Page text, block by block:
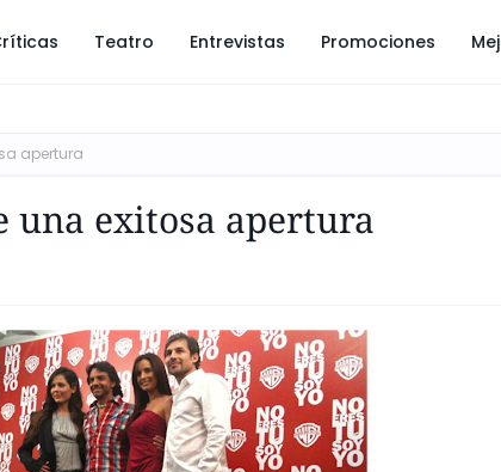
Teatro Entrevistas Promociones
apertura
una exitosa apertura